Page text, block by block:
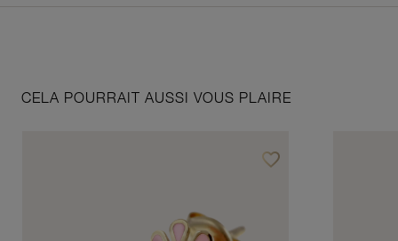
CELA POURRAIT AUSSI VOUS PLAIRE
favorite_borderAjouter à vos favoris